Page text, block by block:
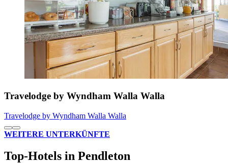
Travelodge by Wyndham Walla Walla
Travelodge by Wyndham Walla Walla
WEITERE UNTERKÜNFTE
Top-Hotels in Pendleton